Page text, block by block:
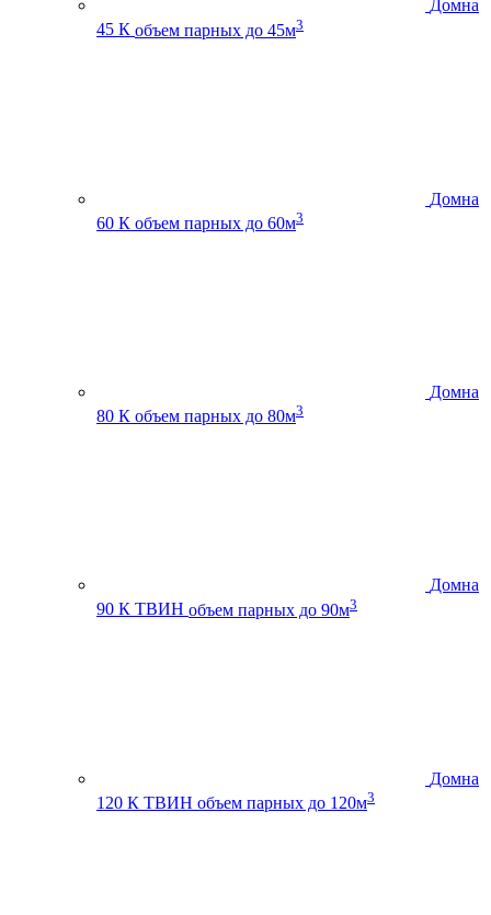
Домна
45 К объем парных до 45м3
Домна
60 К объем парных до 60м3
Домна
80 К объем парных до 80м3
Домна
90 К ТВИН объем парных до 90м3
Домна
120 К ТВИН объем парных до 120м3